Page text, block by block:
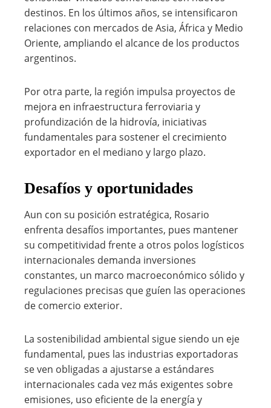
destinos. En los últimos años, se intensificaron
relaciones con mercados de Asia, África y Medio
Oriente, ampliando el alcance de los productos
argentinos.
Por otra parte, la región impulsa proyectos de
mejora en infraestructura ferroviaria y
profundización de la hidrovía, iniciativas
fundamentales para sostener el crecimiento
exportador en el mediano y largo plazo.
Desafíos y oportunidades
Aun con su posición estratégica, Rosario
enfrenta desafíos importantes, pues mantener
su competitividad frente a otros polos logísticos
internacionales demanda inversiones
constantes, un marco macroeconómico sólido y
regulaciones precisas que guíen las operaciones
de comercio exterior.
La sostenibilidad ambiental sigue siendo un eje
fundamental, pues las industrias exportadoras
se ven obligadas a ajustarse a estándares
internacionales cada vez más exigentes sobre
emisiones, uso eficiente de la energía y